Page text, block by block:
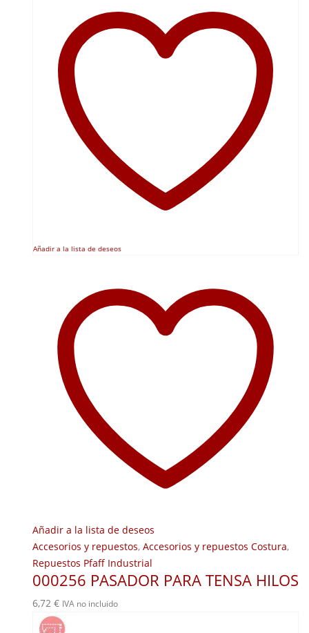
Añadir a la lista de deseos
Añadir a la lista de deseos
Accesorios y repuestos, Accesorios y repuestos Costura,
Repuestos Pfaff Industrial
000256 PASADOR PARA TENSA HILOS
6,72 € IVA no incluido